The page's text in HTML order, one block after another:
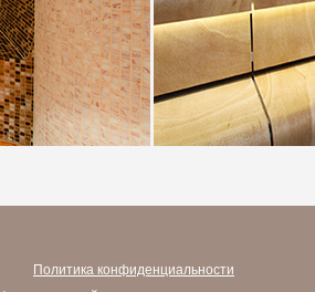
Политика конфиденциальности